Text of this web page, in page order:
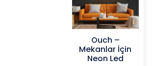
Ouch –
Mekanlar İçin
Neon Led